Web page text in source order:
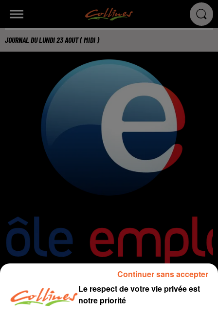
JOURNAL DU LUNDI 23 AOUT ( MIDI )
Le respect de votre vie privée est
notre priorité
Continuer sans accepter